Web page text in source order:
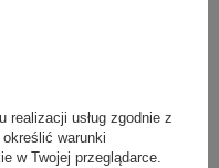
usług zgodnie z
warunki
w Twojej przeglądarce.